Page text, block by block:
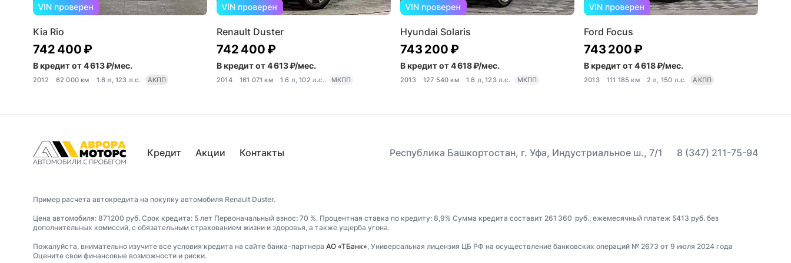
Kia Rio
742 400 ₽
В кредит от 4 613 ₽/мес.
2012 62 000 км 1.6 л, 123 л.с. АКПП
Renault Duster
742 400 ₽
В кредит от 4 613 ₽/мес.
2014 161 071 км 1.6 л, 102 л.с. МКПП
Hyundai Solaris
743 200 ₽
В кредит от 4 618 ₽/мес.
2013 127 540 км 1.6 л, 123 л.с. МКПП
Ford Focus
743 200 ₽
В кредит от 4 618 ₽/мес.
2013 111 185 км 2 л, 150 л.с. АКПП
Кредит Акции Контакты Республика Башкортостан, г. Уфа, Индустриальное ш., 7/1 8 (347) 211-75-94
Пример расчета автокредита на покупку автомобиля Renault Duster.
Цена автомобиля: 871200 руб. Срок кредита: 5 лет Первоначальный взнос: 70 %. Процентная ставка по кредиту: 8,9% Сумма кредита составит 261 360 руб., ежемесячный платеж 5413 руб. без
дополнительных комиссий, с обязательным страхованием жизни и здоровья, а также ущерба угона.
Пожалуйста, внимательно изучите все условия кредита на сайте банка-партнера АО «ТБанк» , Универсальная лицензия ЦБ РФ на осуществление банковских операций № 2673 от 9 июля 2024 года
Оцените свои финансовые возможности и риски.